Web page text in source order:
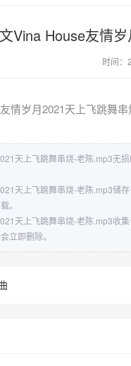
Vina House友情
时间：
情岁月2021天上飞跳舞
天上飞跳舞串烧-老陈.mp3无
天上飞跳舞串烧-老陈.mp3储
。
天上飞跳舞串烧-老陈.mp3收
立即删除。